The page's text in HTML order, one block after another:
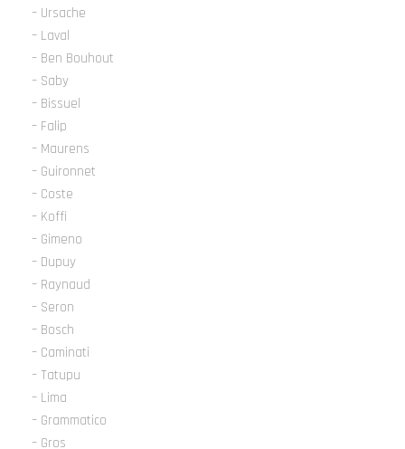
– Ursache
– Laval
– Ben Bouhout
– Saby
– Bissuel
– Falip
– Maurens
– Guironnet
– Coste
– Koffi
– Gimeno
– Dupuy
– Raynaud
– Seron
– Bosch
– Caminati
– Tatupu
– Lima
– Grammatico
– Gros